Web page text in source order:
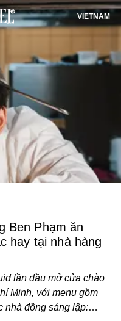
VIETNAM
Ben Phạm ăn
hay tại nhà hàng
lần đầu mở cửa chào
Minh, với menu gồm
nhà đồng sáng lập: